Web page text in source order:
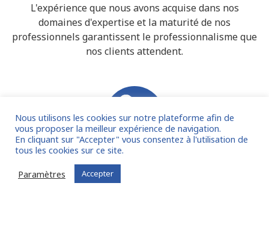
L'expérience que nous avons acquise dans nos
domaines d'expertise et la maturité de nos
professionnels garantissent le professionnalisme que
nos clients attendent.
Intérêts des clients
Nous utilisons les cookies sur notre plateforme afin de
vous proposer la meilleur expérience de navigation.
En cliquant sur "Accepter" vous consentez à l'utilisation de
tous les cookies sur ce site.
Paramètres
Accepter